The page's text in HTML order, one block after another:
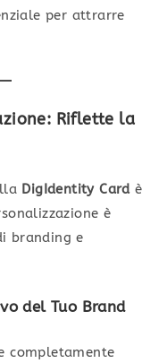
per attrarre
Riflette la
DigIdentity Cardè
è
branding e
del Tuo Brand
completamente